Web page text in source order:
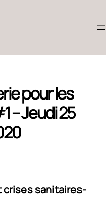
pour les
– Jeudi 25
crises sanitaires-